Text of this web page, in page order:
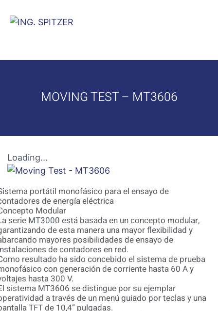
MOVING TEST – MT3606
Loading...
portátil monofásico para el ensayo de
de energía eléctrica
Modular
serie MT3000 está basada en un concepto modular,
de esta manera una mayor flexibilidad y
mayores posibilidades de ensayo de
de contadores en red.
resultado ha sido concebido el sistema de prueba
con generación de corriente hasta 60 A y
hasta 300 V.
sistema MT3606 se distingue por su ejemplar
a través de un menú guiado por teclas y una
TFT de 10,4” pulgadas.